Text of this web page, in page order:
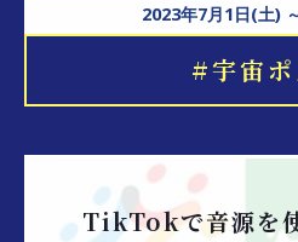
2023年7月1日(土)
#宇宙ポ
TikTokで音源を